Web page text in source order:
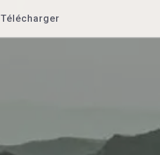
Télécharger